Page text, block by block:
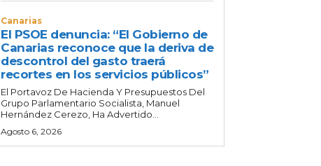
Canarias
El PSOE denuncia: “El Gobierno de
Canarias reconoce que la deriva de
descontrol del gasto traerá
recortes en los servicios públicos”
El Portavoz De Hacienda Y Presupuestos Del
Grupo Parlamentario Socialista, Manuel
Hernández Cerezo, Ha Advertido...
Agosto 6, 2026